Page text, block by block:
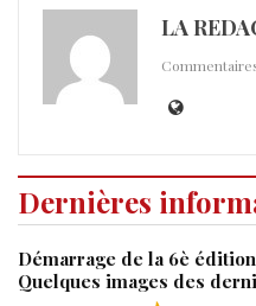
LA
Dernières
Démarrage de la 6è
Quelques images des